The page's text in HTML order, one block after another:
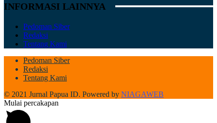
INFORMASI LAINNYA
Pedoman Siber
Redaksi
Tentang Kami
Pedoman Siber
Redaksi
Tentang Kami
© 2021 Jurnal Papua ID. Powered by NIAGAWEB
Mulai percakapan